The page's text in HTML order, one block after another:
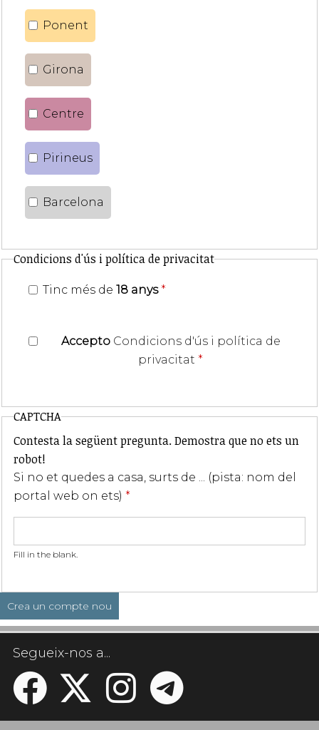
Ponent
Girona
Centre
Pirineus
Barcelona
Condicions d'ús i política de privacitat
Tinc més de 18 anys *
Accepto Condicions d'ús i política de
privacitat *
CAPTCHA
Contesta la següent pregunta. Demostra que no ets un
robot!
Si no et quedes a casa, surts de ... (pista: nom del
portal web on ets) *
Fill in the blank.
Segueix-nos a...